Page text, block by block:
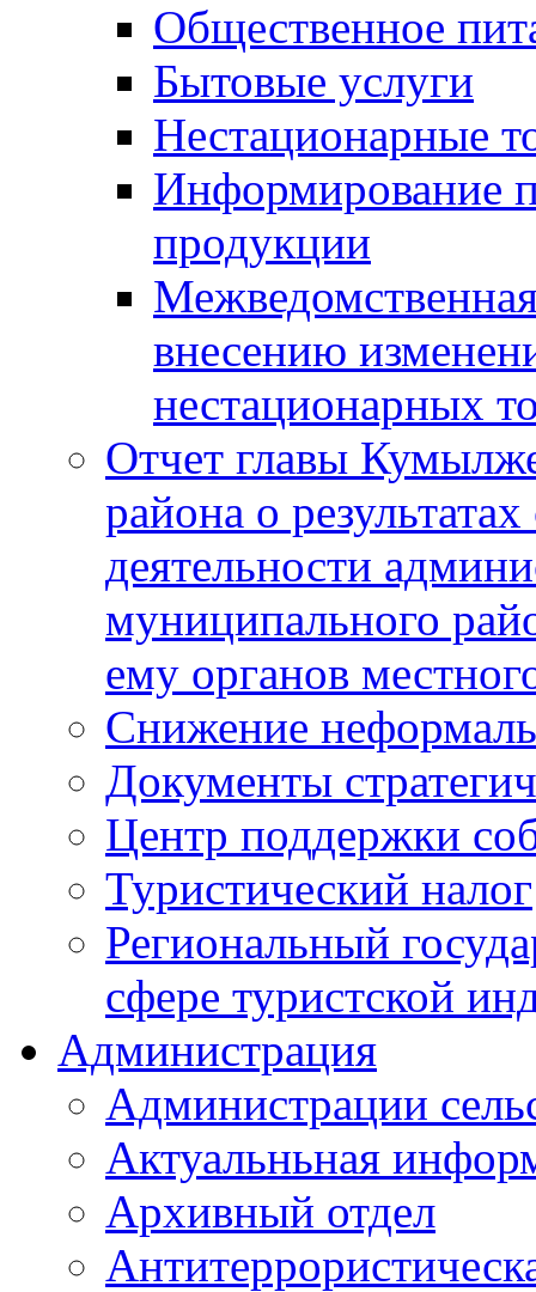
Общественное
Бытовые услуги
Нестационарные
Информирование
продукции
внесению
нестационарных
Отчет главы
района о
деятельности
муниципального
ему органов
Снижение
Документы
Центр поддержки
Туристический налог
Региональный
сфере туристской
Администрация
Администрации
Актуальньная
Архивный отдел